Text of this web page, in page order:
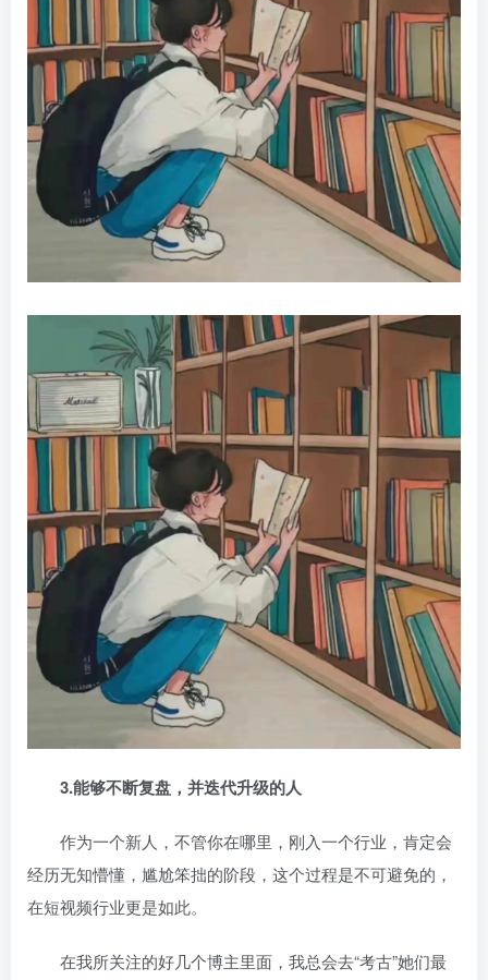
3.能够不断复盘，并迭代升级的人
作为一个新人，不管你在哪里，刚入一个行业，肯定会
经历无知懵懂，尴尬笨拙的阶段，这个过程是不可避免的，
在短视频行业更是如此。
在我所关注的好几个博主里面，我总会去“考古”她们最